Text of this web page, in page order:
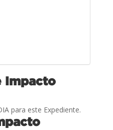
Impacto
para este Expediente.